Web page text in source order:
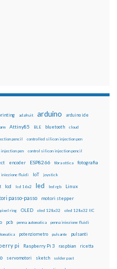
adafruit arduino arduino ide
arm Attiny85 BLE bluetooth cloud
pencil controlled silicon injection pen
pen control silicon injection pencil
encoder ESP8266 fibra ottica fotografia
iniezione fluidi IoT joystick
lcd lcd 16x2 led led rgb Linux
passo-passo motori stepper
ring OLED oled 128x32 oled 128x32 IIC
pcb penna automatica penna iniezione fluidi
potenziometro pulsante pulsanti
pi Raspberry Pi 3 raspbian ricetta
servomotori sketch solder past